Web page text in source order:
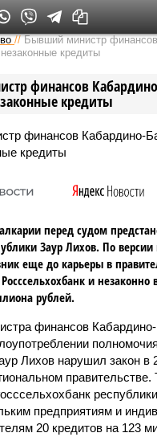
Версия на Кавказе
//Бывший министр
кредиты
финансов
кредиты
перед судом
Заур Лихов. По версии
еще до карьеры в
и
рублей.
финансов
Лихов нарушил закон в
правительстве.
предприятиям и
20 кредитов на 123